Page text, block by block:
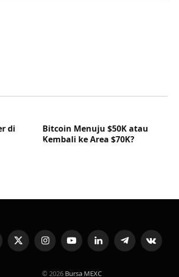
di
Bitcoin Menuju $50K atau
Kembali ke Area $70K?
X
(Twitter)
InstagramYouTubeLinkedInTelegramVKontakte
© 2026 Bursa MEXC